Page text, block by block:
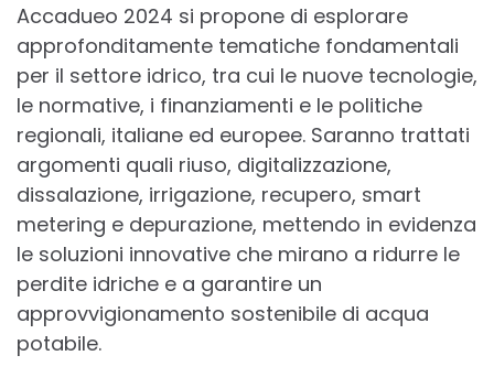
Accadueo 2024 si propone di esplorare
approfonditamente tematiche fondamentali
per il settore idrico, tra cui le nuove tecnologie,
le normative, i finanziamenti e le politiche
regionali, italiane ed europee. Saranno trattati
argomenti quali riuso, digitalizzazione,
dissalazione, irrigazione, recupero, smart
metering e depurazione, mettendo in evidenza
le soluzioni innovative che mirano a ridurre le
perdite idriche e a garantire un
approvvigionamento sostenibile di acqua
potabile.